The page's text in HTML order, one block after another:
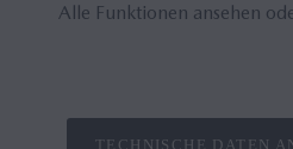
Alle Funktionen ansehen
TECHNISCHE DATEN